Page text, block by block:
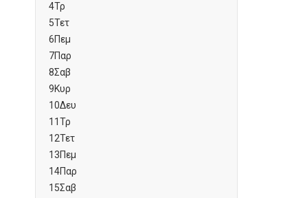
4Τρ
5Τετ
6Πεμ
7Παρ
8Σαβ
9Κυρ
10Δευ
11Τρ
12Τετ
13Πεμ
14Παρ
15Σαβ